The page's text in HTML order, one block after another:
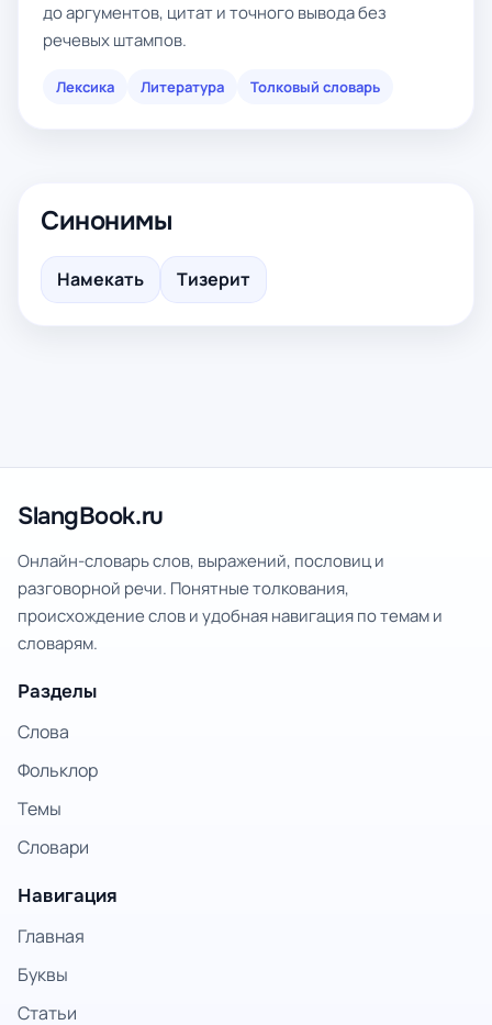
до аргументов, цитат и точного вывода без
речевых штампов.
Лексика Литература Толковый словарь
Синонимы
Намекать Тизерит
SlangBook.ru
Онлайн-словарь слов, выражений, пословиц и
разговорной речи. Понятные толкования,
происхождение слов и удобная навигация по темам и
словарям.
Разделы
Слова
Фольклор
Темы
Словари
Навигация
Главная
Буквы
Статьи